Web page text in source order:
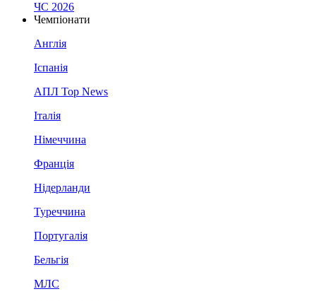
ЧС 2026
Чемпіонати
Англія
Іспанія
АПЛ Top News
Італія
Німеччина
Франція
Нідерланди
Туреччина
Португалія
Бельгія
МЛС